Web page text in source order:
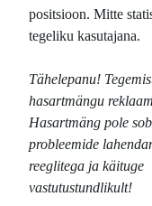
positsioon. Mitte
tegeliku kasutajana.
Tähelepanu!
hasartmängu
Hasartmäng pole
probleemide
reeglitega ja käituge
vastutustundlikult!